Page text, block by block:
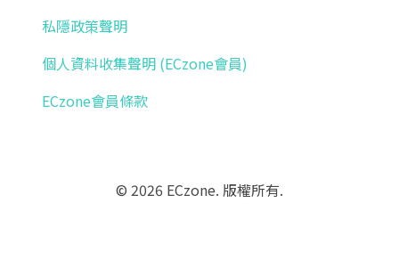
私隱政策聲明
個人資料收集聲明 (ECzone會員)
ECzone會員條款
© 2026 ECzone. 版權所有.